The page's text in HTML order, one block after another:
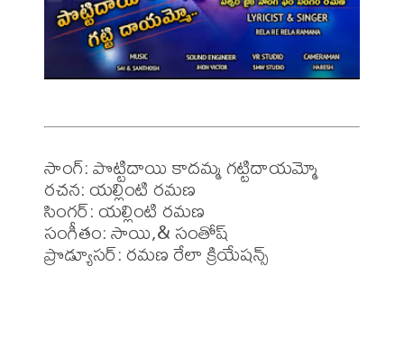
సాంగ్: పొట్టిదాయి కాదమ్మ గట్టిదాయమ్మో
రచన: యల్లింటి రమణ
సింగర్: యల్లింటి రమణ
సంగీతం: సాయి,& సంతోష్
ప్రొడ్యూసర్: రమణ రేలా క్రియేషన్స్